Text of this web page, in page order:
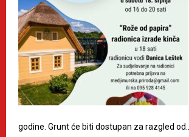
godine. Grunt će biti dostupan za razgled od…